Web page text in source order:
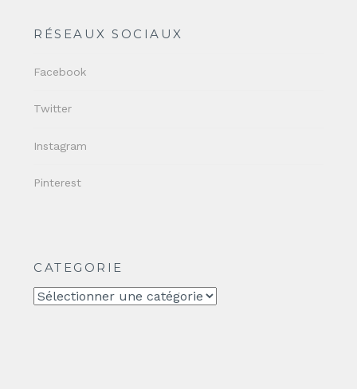
RÉSEAUX SOCIAUX
Facebook
Twitter
Instagram
Pinterest
CATEGORIE
CATEGORIE